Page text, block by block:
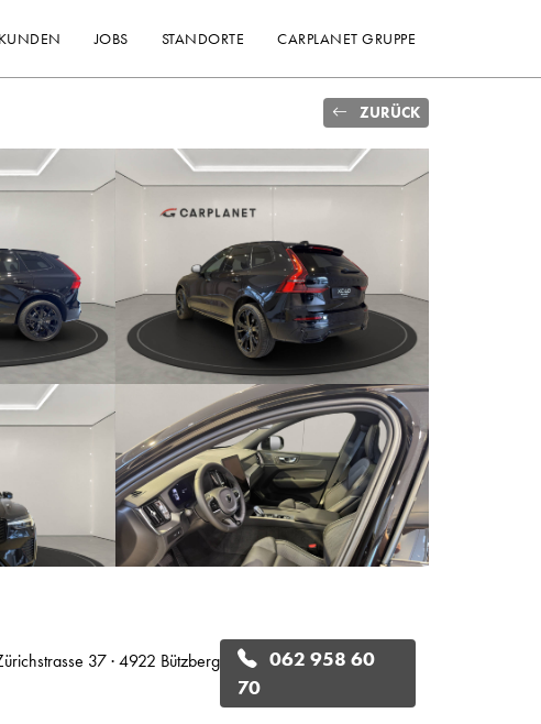
JOBS STANDORTE CARPLANET GRUPPE
ZURÜCK
37 · 4922 Bützberg
062 958 60
70